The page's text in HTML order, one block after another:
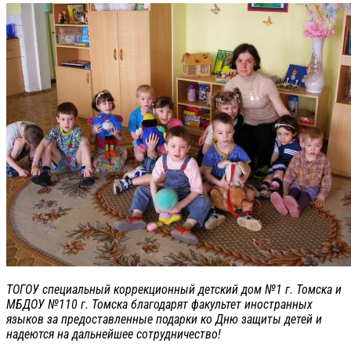
ТОГОУ специальный коррекционный детский дом №1 г. Томска и
МБДОУ №110 г. Томска благодарят факультет иностранных
языков за предоставленные подарки ко Дню защиты детей и
надеются на дальнейшее сотрудничество!